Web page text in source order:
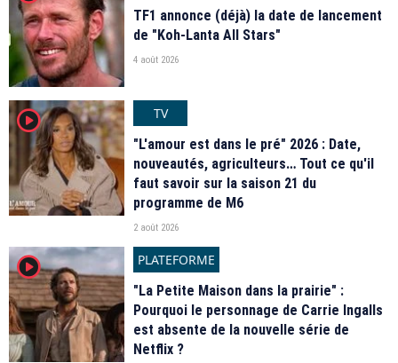
TF1 annonce (déjà) la date de lancement
de "Koh-Lanta All Stars"
4 août 2026
player2
TV
"L'amour est dans le pré" 2026 : Date,
nouveautés, agriculteurs… Tout ce qu'il
faut savoir sur la saison 21 du
programme de M6
2 août 2026
player2
PLATEFORME
"La Petite Maison dans la prairie" :
Pourquoi le personnage de Carrie Ingalls
est absente de la nouvelle série de
Netflix ?